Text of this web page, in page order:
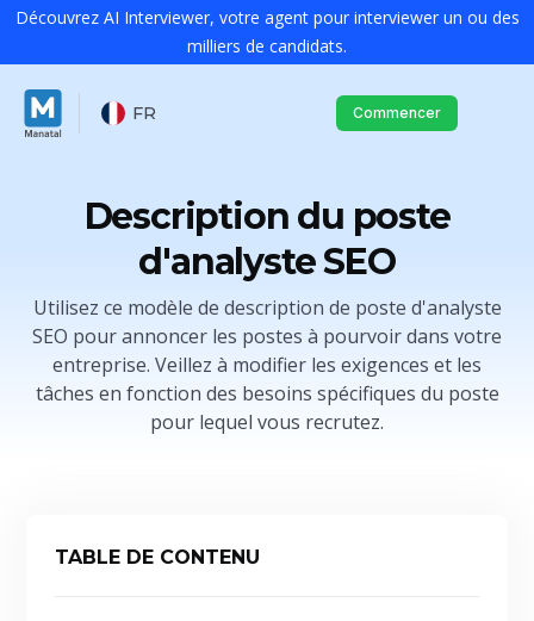
Découvrez AI Interviewer, votre agent pour interviewer un ou des
milliers de candidats.
FR Commencer
Description du poste
d'analyste SEO
Utilisez ce modèle de description de poste d'analyste
SEO pour annoncer les postes à pourvoir dans votre
entreprise. Veillez à modifier les exigences et les
tâches en fonction des besoins spécifiques du poste
pour lequel vous recrutez.
TABLE DE CONTENU